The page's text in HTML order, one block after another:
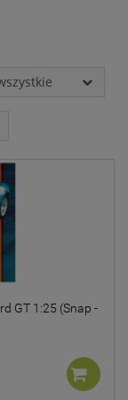
GT 1:25 (Snap -